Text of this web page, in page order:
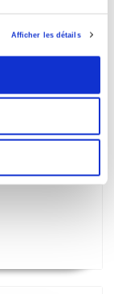
Afficher les détails